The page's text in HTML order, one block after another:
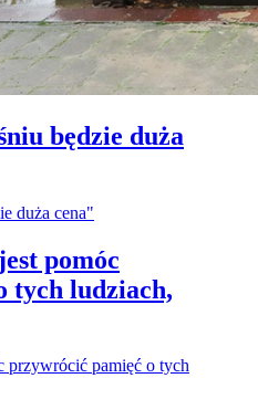
będzie duża
pomóc
tych ludziach,